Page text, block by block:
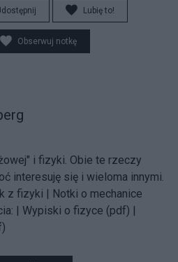
Lubię to!
Obserwuj notkę
i fizyki. Obie te rzeczy
interesuję się i wieloma innymi.
z fizyki |
Notki o mechanice
| Wypiski o fizyce (pdf)